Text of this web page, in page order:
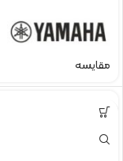
مقایسه